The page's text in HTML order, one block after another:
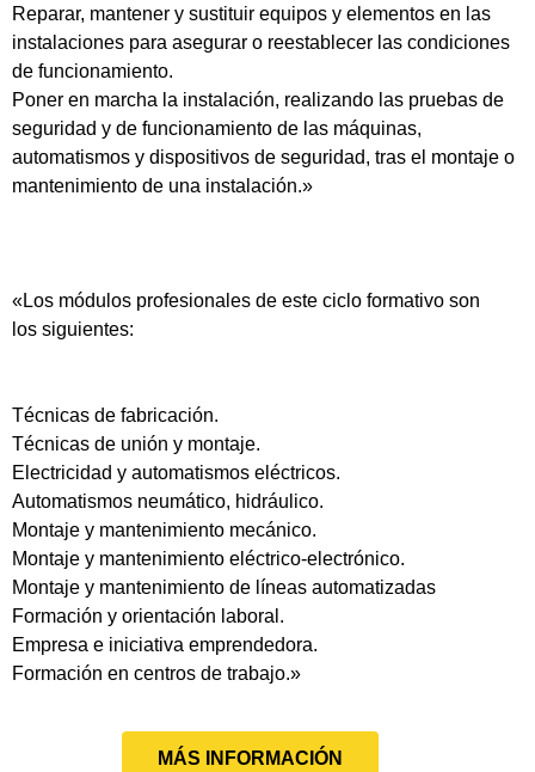
Reparar, mantener y sustituir equipos y elementos en las
instalaciones para asegurar o reestablecer las condiciones
de funcionamiento.
Poner en marcha la instalación, realizando las pruebas de
seguridad y de funcionamiento de las máquinas,
automatismos y dispositivos de seguridad, tras el montaje o
mantenimiento de una instalación.»
«Los módulos profesionales de este ciclo formativo son
los siguientes:
Técnicas de fabricación.
Técnicas de unión y montaje.
Electricidad y automatismos eléctricos.
Automatismos neumático, hidráulico.
Montaje y mantenimiento mecánico.
Montaje y mantenimiento eléctrico-electrónico.
Montaje y mantenimiento de líneas automatizadas
Formación y orientación laboral.
Empresa e iniciativa emprendedora.
Formación en centros de trabajo.»
MÁS INFORMACIÓN